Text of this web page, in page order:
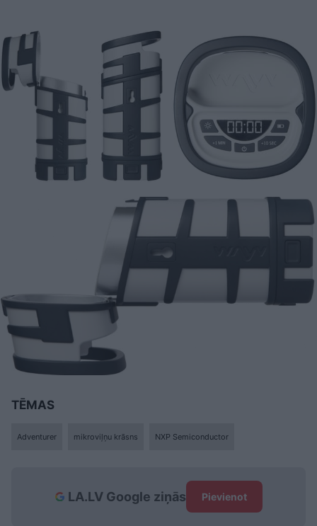
TĒMAS
Adventurer mikroviļņu krāsns NXP Semiconductor
LA.LV Google ziņās Pievienot